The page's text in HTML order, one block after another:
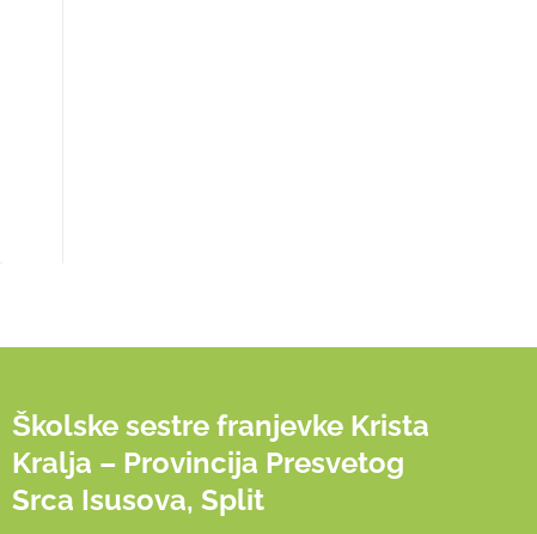
Školske sestre franjevke Krista
Kralja – Provincija Presvetog
Srca Isusova, Split